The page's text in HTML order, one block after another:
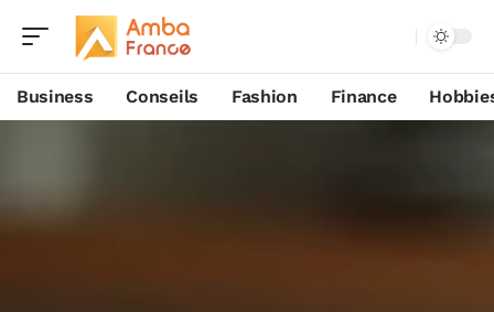
Business Conseils Fashion Finance